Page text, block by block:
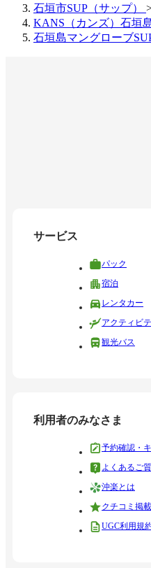
石垣市SUP（サップ）
KANS（カンズ）石垣
石垣島マングローブ
サービス
パック
宿泊
レンタカー
アクティビ
観光バス
利用者のみなさま
予約確認・
よくあるご
沖楽とは
クチコミ掲
UGC利用規